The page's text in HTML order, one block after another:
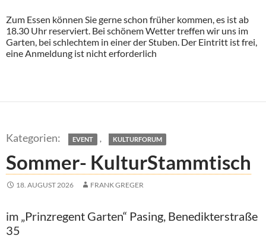
Zum Essen können Sie gerne schon früher kommen, es ist ab
18.30 Uhr reserviert. Bei schönem Wetter treffen wir uns im
Garten, bei schlechtem in einer der Stuben. Der Eintritt ist frei,
eine Anmeldung ist nicht erforderlich
EVENT , KULTURFORUM
Sommer- KulturStammtisch
18. AUGUST 2026 FRANK GREGER
im „Prinzregent Garten“ Pasing, Benedikterstraße
35